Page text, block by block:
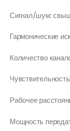
Сигнал/шум:
Гармонические
Количество
Рабочее
Мощность